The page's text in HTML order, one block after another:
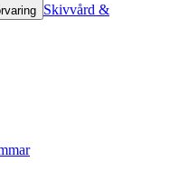
Skivvård &